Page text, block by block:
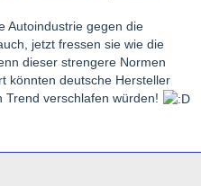
Autoindustrie gegen die
jetzt fressen sie wie die
dieser strengere Normen
könnten deutsche Hersteller
Trend verschlafen würden!